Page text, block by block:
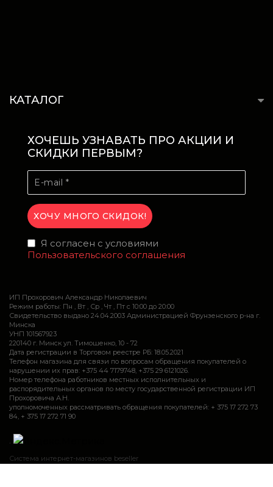
КАТАЛОГ
ХОЧЕШЬ УЗНАВАТЬ ПРО АКЦИИ И
СКИДКИ ПЕРВЫМ?
Я согласен с условиями
Пользовательского соглашения
ИП Прохорович Александр Николаевич
Режим работы: Пн , Вт , Ср , Чт , Пт c 10:00 до 20:00
Свидетельство выдано 24.04.2003 Администрацией Фрунзенского р-на г.
Минска
УНП 101567923
220140 г. Минск ул. Тимошенко, 10 - 72
Дата регистрации в Торговом реестре РБ: 18.05.2021
Телефон магазина для связи по вопросам обращения покупателей о
нарушении их прав: +375 44 7179748, +375 29 6121026.
Номер телефона работников местных исполнительных и
распорядительных органов по месту государственной регистрации ИП
Прохоровича А.Н.
уполномоченных рассматривать обращения покупателей: + 375 17 272 73
84, + 375 17 272 71 90
.
Система интернет-магазинов beseller